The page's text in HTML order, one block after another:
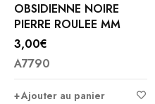
JASPE FEUILLE D
ARGENT PIERRE
ROULEES
3,00€
A7735
Ajouter au panier